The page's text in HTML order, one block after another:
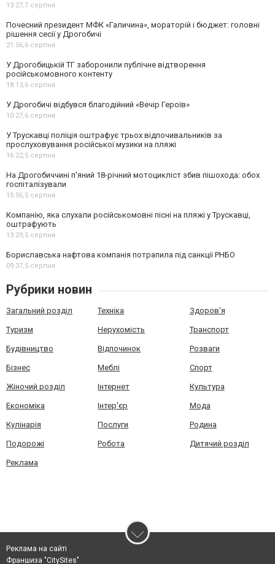
13:27,7 серпня
Почесний президент МФК «Галичина», мораторій і бюджет: головні
рішення сесії у Дрогобичі
21:56,6 серпня
У Дрогобицькій ТГ заборонили публічне відтворення
російськомовного контенту
18:13,6 серпня
У Дрогобичі відбувся благодійний «Вечір Героїв»
10:27,6 серпня
У Трускавці поліція оштрафує трьох відпочивальників за
прослуховування російської музики на пляжі
16:22,5 серпня
На Дрогобиччині п'яний 18-річний мотоцикліст збив пішохода: обох
госпіталізували
15:56,5 серпня
Компанію, яка слухали російськомовні пісні на пляжі у Трускавці,
оштрафують
13:29,5 серпня
Бориславська нафтова компанія потрапила під санкції РНБО
09:37,5 серпня
Рубрики новин
Загальний розділ Техніка Здоров'я
Туризм Нерухомість Транспорт
Будівництво Відпочинок Розваги
Бізнес Меблі Спорт
Жіночий розділ Інтернет Культура
Економіка Інтер'єр Мода
Кулінарія Послуги Родина
Подорожі Робота Дитячий розділ
Реклама
Реклама на сайті
Франшиза "CitySites"